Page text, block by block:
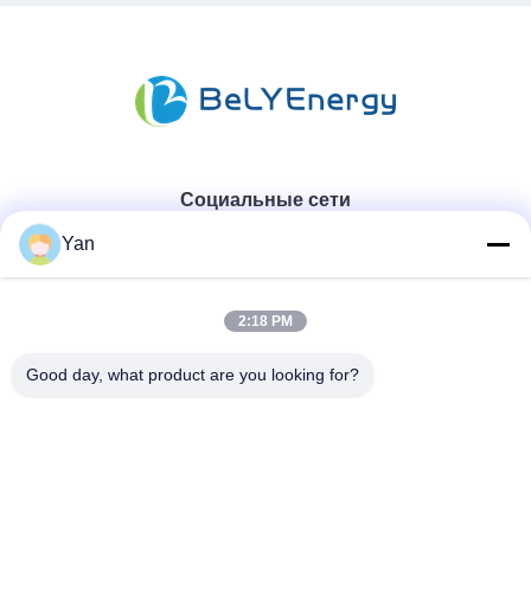
Социальные сети
86-20-82038494
Yan
2:18 PM
Good day, what product are you looking for?